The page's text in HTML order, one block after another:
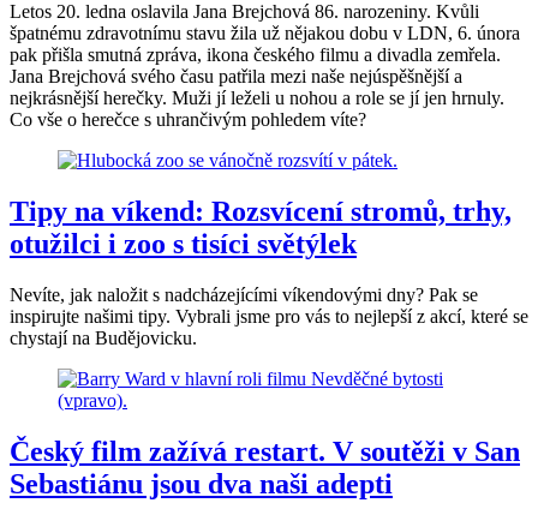
Letos 20. ledna oslavila Jana Brejchová 86. narozeniny. Kvůli
špatnému zdravotnímu stavu žila už nějakou dobu v LDN, 6. února
pak přišla smutná zpráva, ikona českého filmu a divadla zemřela.
Jana Brejchová svého času patřila mezi naše nejúspěšnější a
nejkrásnější herečky. Muži jí leželi u nohou a role se jí jen hrnuly.
Co vše o herečce s uhrančivým pohledem víte?
Tipy na víkend: Rozsvícení stromů, trhy,
otužilci i zoo s tisíci světýlek
Nevíte, jak naložit s nadcházejícími víkendovými dny? Pak se
inspirujte našimi tipy. Vybrali jsme pro vás to nejlepší z akcí, které se
chystají na Budějovicku.
Český film zažívá restart. V soutěži v San
Sebastiánu jsou dva naši adepti